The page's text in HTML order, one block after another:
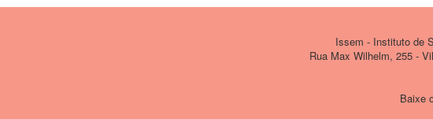
Issem - Instituto de
Rua Max Wilhelm, 255 -
Baixe